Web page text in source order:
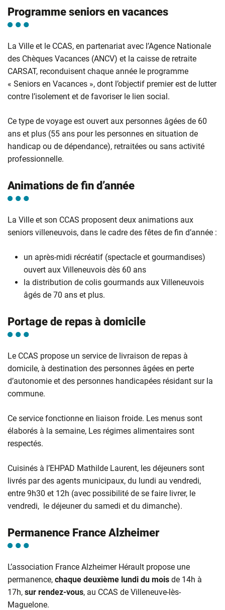
Programme seniors en vacances
La Ville et le CCAS, en partenariat avec l’Agence Nationale
des Chèques Vacances (ANCV) et la caisse de retraite
CARSAT, reconduisent chaque année le programme
« Seniors en Vacances », dont l’objectif premier est de lutter
contre l’isolement et de favoriser le lien social.
Ce type de voyage est ouvert aux personnes âgées de 60
ans et plus (55 ans pour les personnes en situation de
handicap ou de dépendance), retraitées ou sans activité
professionnelle.
Animations de fin d’année
La Ville et son CCAS proposent deux animations aux
seniors villeneuvois, dans le cadre des fêtes de fin d’année :
un après-midi récréatif (spectacle et gourmandises)
ouvert aux Villeneuvois dès 60 ans
la distribution de colis gourmands aux Villeneuvois
âgés de 70 ans et plus.
Portage de repas à domicile
Le CCAS propose un service de livraison de repas à
domicile, à destination des personnes âgées en perte
d’autonomie et des personnes handicapées résidant sur la
commune.
Ce service fonctionne en liaison froide. Les menus sont
élaborés à la semaine, Les régimes alimentaires sont
respectés.
Cuisinés à l’EHPAD Mathilde Laurent, les déjeuners sont
livrés par des agents municipaux, du lundi au vendredi,
entre 9h30 et 12h (avec possibilité de se faire livrer, le
vendredi, le déjeuner du samedi et du dimanche).
Permanence France Alzheimer
L’association France Alzheimer Hérault propose une
permanence, chaque deuxième lundi du mois de 14h à
17h, sur rendez-vous, au CCAS de Villeneuve-lès-
Maguelone.